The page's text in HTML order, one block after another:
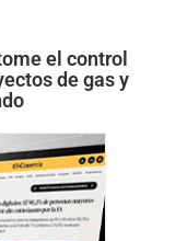
el control
de gas y